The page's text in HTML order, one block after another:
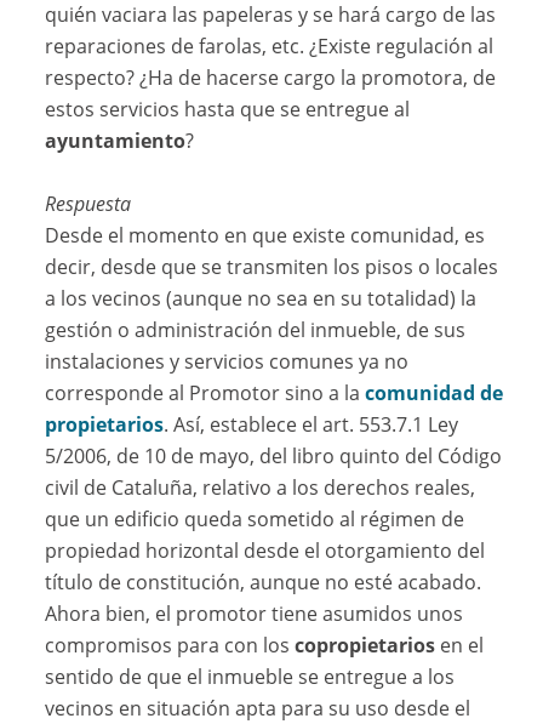
quién vaciara las papeleras y se hará cargo de las
reparaciones de farolas, etc. ¿Existe regulación al
respecto? ¿Ha de hacerse cargo la promotora, de
estos servicios hasta que se entregue al
ayuntamiento?
Respuesta
Desde el momento en que existe comunidad, es
decir, desde que se transmiten los pisos o locales
a los vecinos (aunque no sea en su totalidad) la
gestión o administración del inmueble, de sus
instalaciones y servicios comunes ya no
corresponde al Promotor sino a la comunidad de
propietarios. Así, establece el art. 553.7.1 Ley
5/2006, de 10 de mayo, del libro quinto del Código
civil de Cataluña, relativo a los derechos reales,
que un edificio queda sometido al régimen de
propiedad horizontal desde el otorgamiento del
título de constitución, aunque no esté acabado.
Ahora bien, el promotor tiene asumidos unos
compromisos para con loscopropietarios en el
sentido de que el inmueble se entregue a los
vecinos en situación apta para su uso desde el